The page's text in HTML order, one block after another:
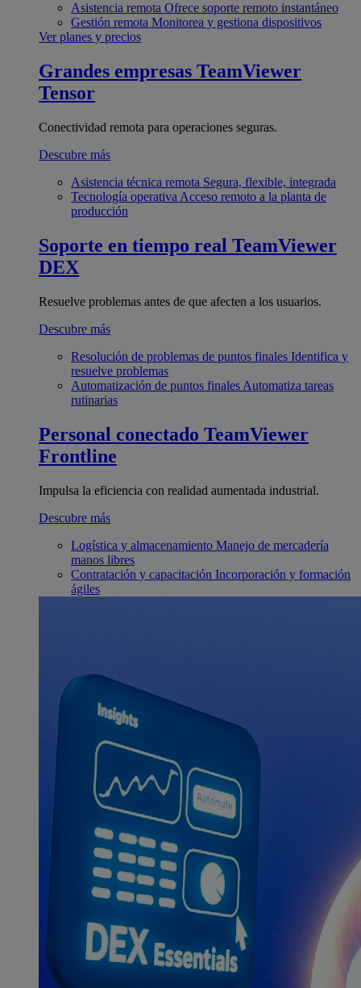
Asistencia remota Ofrece soporte remoto instantáneo
Gestión remota Monitorea y gestiona dispositivos
Ver planes y precios
Grandes empresas TeamViewer
Tensor
Conectividad remota para operaciones seguras.
Descubre más
Asistencia técnica remota Segura, flexible, integrada
Tecnología operativa Acceso remoto a la planta de
producción
Soporte en tiempo real TeamViewer
DEX
Resuelve problemas antes de que afecten a los usuarios.
Descubre más
Resolución de problemas de puntos finales Identifica y
resuelve problemas
Automatización de puntos finales Automatiza tareas
rutinarias
Personal conectado TeamViewer
Frontline
Impulsa la eficiencia con realidad aumentada industrial.
Descubre más
Logística y almacenamiento Manejo de mercadería
manos libres
Contratación y capacitación Incorporación y formación
ágiles